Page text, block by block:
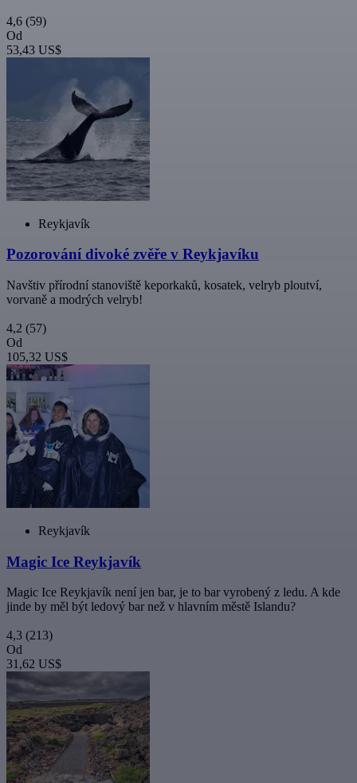
4,6 (59)
Od
53,43 US$
Reykjavík
Pozorování divoké zvěře v Reykjavíku
Navštiv přírodní stanoviště keporkaků, kosatek, velryb ploutví,
vorvaně a modrých velryb!
4,2 (57)
Od
105,32 US$
Reykjavík
Magic Ice Reykjavík
Magic Ice Reykjavík není jen bar, je to bar vyrobený z ledu. A kde
jinde by měl být ledový bar než v hlavním městě Islandu?
4,3 (213)
Od
31,62 US$